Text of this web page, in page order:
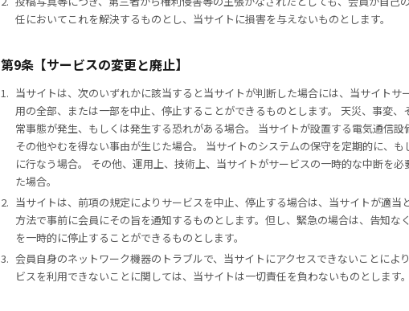
任においてこれを解決するものとし、当サイトに損害を与えないものとします。
第9条【サービスの変更と廃止】
1. 当サイトは、次のいずれかに該当すると当サイトが判断した場合には、当サイトサ
用の全部、または一部を中止、停止することができるものとします。 天災、事変、
常事態が発生、もしくは発生する恐れがある場合。 当サイトが設置する電気通信設
その他やむを得ない事由が生じた場合。 当サイトのシステムの保守を定期的に、も
に行なう場合。 その他、運用上、技術上、当サイトがサービスの一時的な中断を必
た場合。
2. 当サイトは、前項の規定によりサービスを中止、停止する場合は、当サイトが適当
方法で事前に会員にその旨を通知するものとします。但し、緊急の場合は、告知な
を一時的に停止することができるものとします。
3. 会員自身のネットワーク機器のトラブルで、当サイトにアクセスできないことによ
ビスを利用できないことに関しては、当サイトは一切責任を負わないものとします